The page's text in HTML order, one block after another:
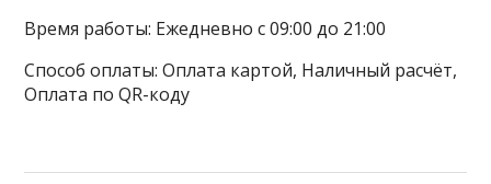
Время работы: Ежедневно с 09:00 до 21:00
Способ оплаты: Оплата картой, Наличный расчёт,
Оплата по QR-коду